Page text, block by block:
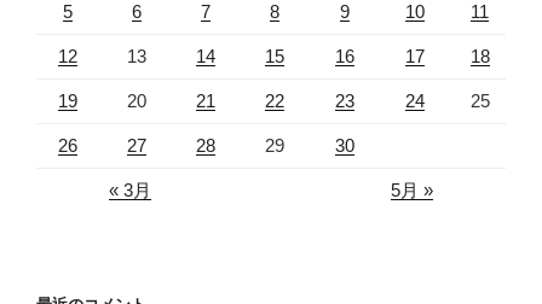
5 6 7 8 9 10 11
12 13 14 15 16 17 18
19 20 21 22 23 24 25
26 27 28 29 30
« 3月 5月 »